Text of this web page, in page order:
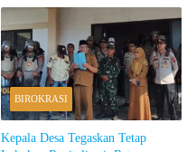
BIROKRASI
Kepala Desa Tegaskan Tetap